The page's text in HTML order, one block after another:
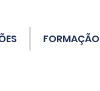
FORMAÇÃO